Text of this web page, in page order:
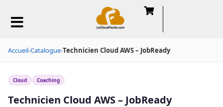
Accueil›Catalogue›Technicien Cloud AWS – JobReady
Cloud Coaching
Technicien Cloud AWS – JobReady